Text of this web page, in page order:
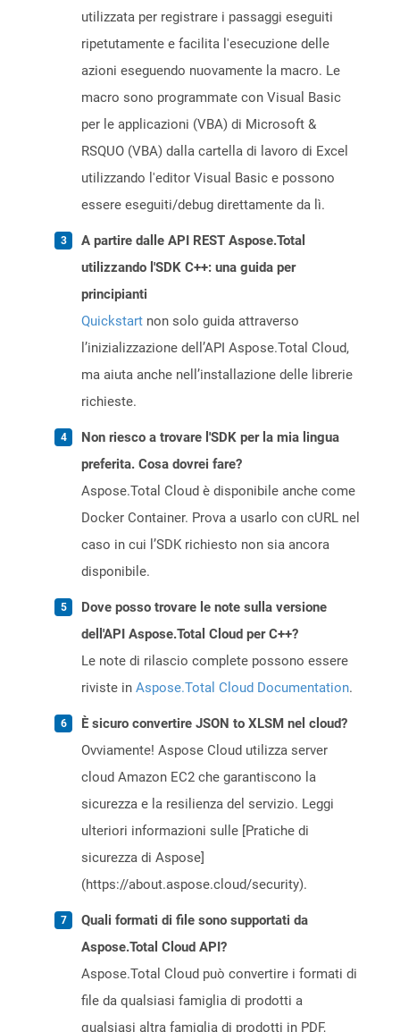
utilizzata per registrare i passaggi eseguiti
ripetutamente e facilita l'esecuzione delle
azioni eseguendo nuovamente la macro. Le
macro sono programmate con Visual Basic
per le applicazioni (VBA) di Microsoft &
RSQUO (VBA) dalla cartella di lavoro di Excel
utilizzando l'editor Visual Basic e possono
essere eseguiti/debug direttamente da lì.
A partire dalle API REST Aspose.Total
utilizzando l'SDK C++: una guida per
principianti
Quickstart non solo guida attraverso
l’inizializzazione dell’API Aspose.Total Cloud,
ma aiuta anche nell’installazione delle librerie
richieste.
Non riesco a trovare l'SDK per la mia lingua
preferita. Cosa dovrei fare?
Aspose.Total Cloud è disponibile anche come
Docker Container. Prova a usarlo con cURL nel
caso in cui l’SDK richiesto non sia ancora
disponibile.
Dove posso trovare le note sulla versione
dell'API Aspose.Total Cloud per C++?
Le note di rilascio complete possono essere
riviste in Aspose.Total Cloud Documentation.
È sicuro convertire JSON to XLSM nel cloud?
Ovviamente! Aspose Cloud utilizza server
cloud Amazon EC2 che garantiscono la
sicurezza e la resilienza del servizio. Leggi
ulteriori informazioni sulle [Pratiche di
sicurezza di Aspose]
(https://about.aspose.cloud/security).
Quali formati di file sono supportati da
Aspose.Total Cloud API?
Aspose.Total Cloud può convertire i formati di
file da qualsiasi famiglia di prodotti a
qualsiasi altra famiglia di prodotti in PDF,